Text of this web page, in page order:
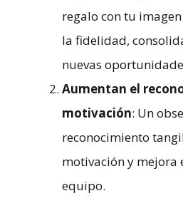
regalo con tu
la fidelidad,
nuevas
Aumentan el
motivación: Un
reconocimiento
motivación y mejora
equipo.